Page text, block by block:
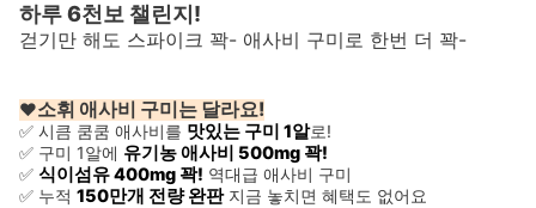
하루 6천보 챌린지!
걷기만 해도 스파이크 꽉- 애사비 구미로 한번 더 꽉-
❤소휘 애사비 구미는 달라요!
✅ 시큼 쿰쿰 애사비를 맛있는 구미 1알로!
✅ 구미 1알에 유기농 애사비 500mg 꽉!
✅ 식이섬유 400mg 꽉! 역대급 애사비 구미
✅ 누적 150만개 전량 완판 지금 놓치면 혜택도 없어요